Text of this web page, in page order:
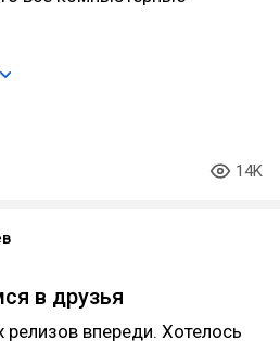
14K
в друзья
впереди. Хотелось